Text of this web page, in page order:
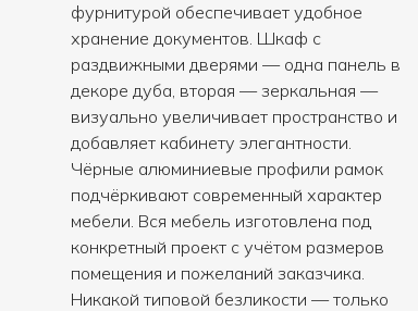
фурнитурой обеспечивает удобное
хранение документов. Шкаф с
раздвижными дверями — одна панель в
декоре дуба, вторая — зеркальная —
визуально увеличивает пространство и
добавляет кабинету элегантности.
Чёрные алюминиевые профили рамок
подчёркивают современный характер
мебели. Вся мебель изготовлена под
конкретный проект с учётом размеров
помещения и пожеланий заказчика.
Никакой типовой безликости — только